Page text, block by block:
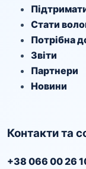
Стати
Потрібна
Звіти
Партнери
Новини
Контакти та
+38 066 00 26